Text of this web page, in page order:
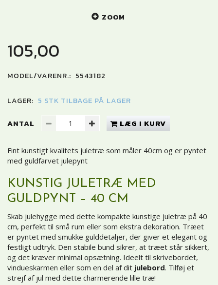
ZOOM
105,00
MODEL/VARENR.: 5543182
LAGER: 5 STK TILBAGE PÅ LAGER
ANTAL LÆG I KURV
Fint kunstigt kvalitets juletræ som måler 40cm og er pyntet
med guldfarvet julepynt
KUNSTIG JULETRÆ MED
GULDPYNT – 40 CM
Skab julehygge med dette kompakte kunstige juletræ på 40
cm, perfekt til små rum eller som ekstra dekoration. Træet
er pyntet med smukke gulddetaljer, der giver et elegant og
festligt udtryk. Den stabile bund sikrer, at træet står sikkert,
og det kræver minimal opsætning. Ideelt til skrivebordet,
vindueskarmen eller som en del af dit julebord. Tilføj et
strejf af jul med dette charmerende lille træ!